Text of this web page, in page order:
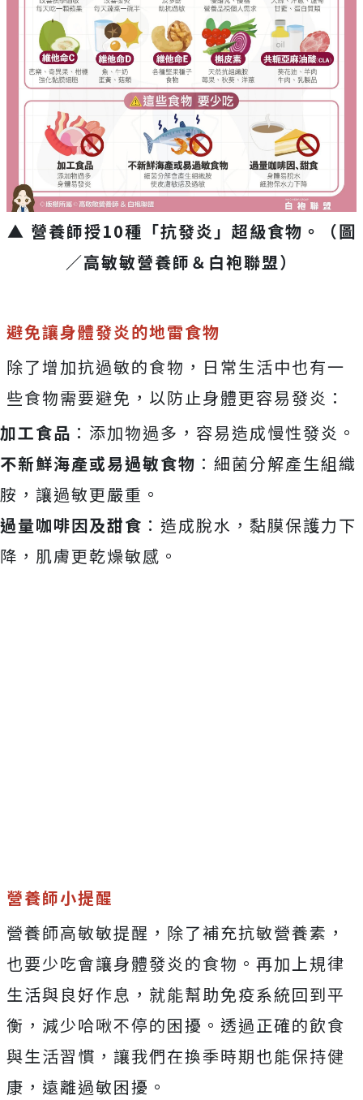
▲ 營養師授10種「抗發炎」超級食物。（圖
／高敏敏營養師＆白袍聯盟）
避免讓身體發炎的地雷食物
除了增加抗過敏的食物，日常生活中也有一
些食物需要避免，以防止身體更容易發炎：
加工食品 ：添加物過多，容易造成慢性發炎。
不新鮮海產或易過敏食物 ：細菌分解產生組織
胺，讓過敏更嚴重。
過量咖啡因及甜食 ：造成脫水，黏膜保護力下
降，肌膚更乾燥敏感。
營養師小提醒
營養師高敏敏提醒，除了補充抗敏營養素，
也要少吃會讓身體發炎的食物。再加上規律
生活與良好作息，就能幫助免疫系統回到平
衡，減少哈啾不停的困擾。透過正確的飲食
與生活習慣，讓我們在換季時期也能保持健
康，遠離過敏困擾。